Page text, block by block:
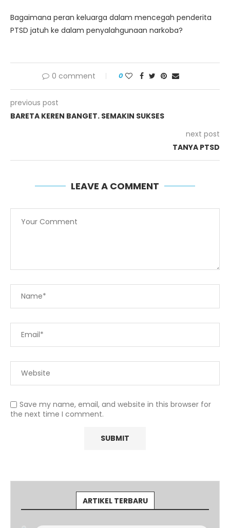
Bagaimana peran keluarga dalam mencegah penderita
PTSD jatuh ke dalam penyalahgunaan narkoba?
0 comment 0
previous post
BARETA KEREN BANGET. SEMAKIN SUKSES
next post
TANYA PTSD
LEAVE A COMMENT
Save my name, email, and website in this browser for
the next time I comment.
ARTIKEL TERBARU